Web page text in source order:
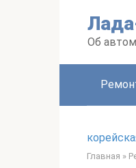
Об
Главная »